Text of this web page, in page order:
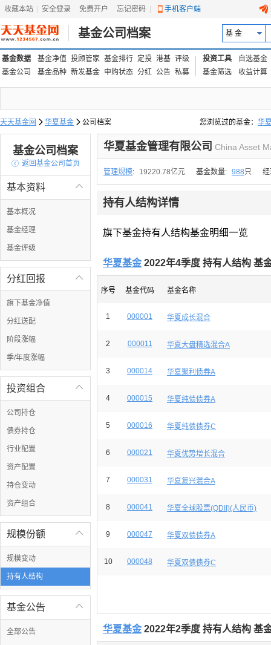
收藏本站 安全登录 免费开户 忘记密码 手机客户端
基金公司档案 基 金
基金数据 基金净值 投顾管家 基金排行 定投 港基 评级
基金公司
基金品种 新发基金 申购状态 分红 公告 私募
投资工具
自选基金
基金筛选
收益计算
天天基金网  华夏基金  公司档案 您浏览过的基金： 华
易方达上证中盘ETF联
基金公司档案
 返回基金公司首页

基本资料
基本概况
基金经理
基金评级

分红回报
旗下基金净值
分红送配
阶段涨幅
季/年度涨幅

投资组合
公司持仓
债券持仓
行业配置
资产配置
持仓变动
资产组合

规模份额
规模变动
持有人结构

基金公告
全部公告
华夏基金管理有限公司 China Asset
管理规模: 19220.78亿元 基金数量: 988只
持有人结构详情
旗下基金持有人结构基金明细一览
华夏基金 2022年4季度 持有人结构 基
序号 基金代码 基金名称
1 000001 华夏成长混合
2 000011 华夏大盘精选混合A
3 000014 华夏聚利债券A
4 000015 华夏纯债债券A
5 000016 华夏纯债债券C
6 000021 华夏优势增长混合
7 000031 华夏复兴混合A
8 000041 华夏全球股票(QDII)(人民币)
9 000047 华夏双债债券A
10 000048 华夏双债债券C
华夏基金 2022年2季度 持有人结构 基